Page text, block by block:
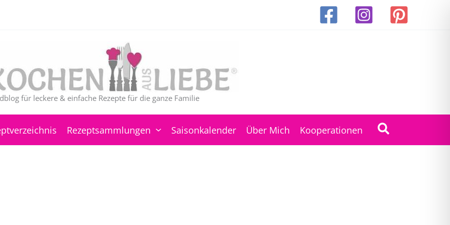
für leckere & einfache Rezepte für die ganze Familie
Rezeptsammlungen Saisonkalender Über Mich Kooperationen Suchen